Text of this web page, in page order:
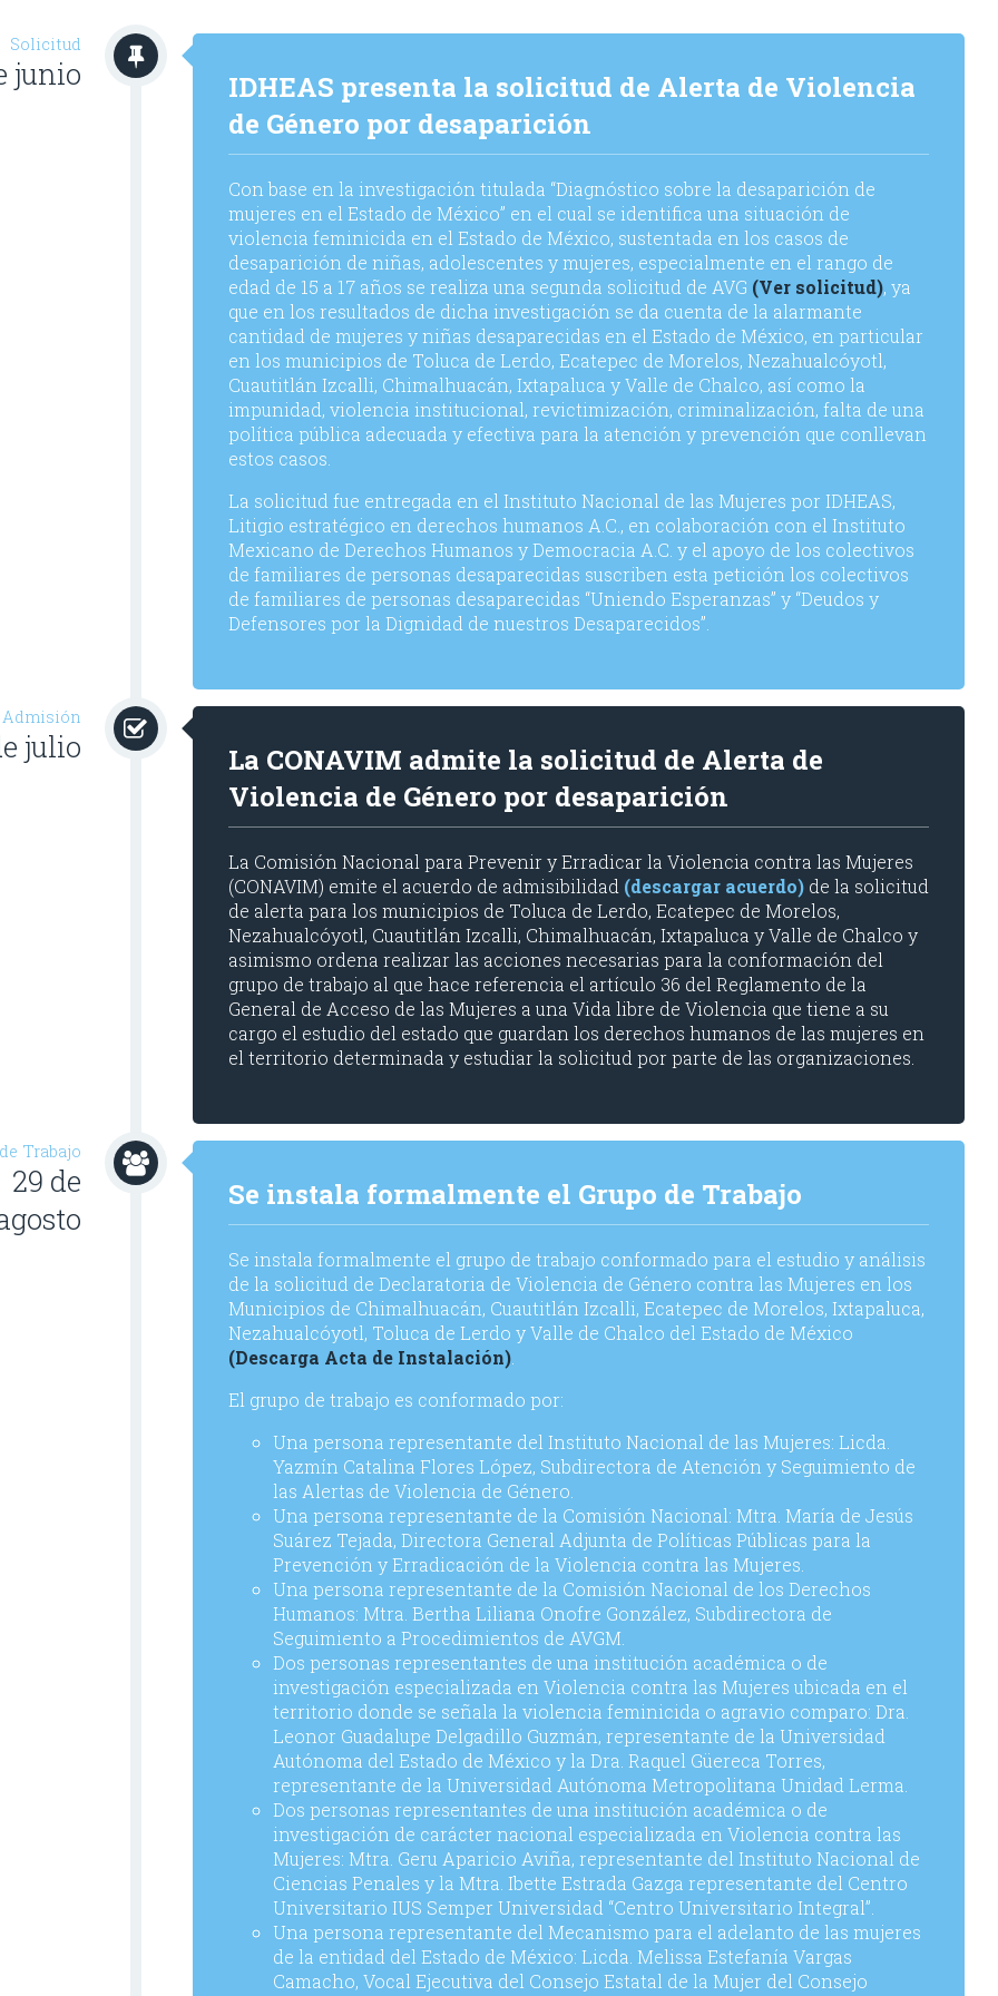
Solicitud
junio
IDHEAS presenta la solicitud de Alerta de Violencia
de Género por desaparición
Con base en la investigación titulada “Diagnóstico sobre la desaparición de
mujeres en el Estado de México” en el cual se identifica una situación de
violencia feminicida en el Estado de México, sustentada en los casos de
desaparición de niñas, adolescentes y mujeres, especialmente en el rango de
edad de 15 a 17 años se realiza una segunda solicitud de AVG (Ver solicitud), ya
que en los resultados de dicha investigación se da cuenta de la alarmante
cantidad de mujeres y niñas desaparecidas en el Estado de México, en particular
en los municipios de Toluca de Lerdo, Ecatepec de Morelos, Nezahualcóyotl,
Cuautitlán Izcalli, Chimalhuacán, Ixtapaluca y Valle de Chalco, así como la
impunidad, violencia institucional, revictimización, criminalización, falta de una
política pública adecuada y efectiva para la atención y prevención que conllevan
estos casos.
La solicitud fue entregada en el Instituto Nacional de las Mujeres por IDHEAS,
Litigio estratégico en derechos humanos A.C., en colaboración con el Instituto
Mexicano de Derechos Humanos y Democracia A.C. y el apoyo de los colectivos
de familiares de personas desaparecidas suscriben esta petición los colectivos
de familiares de personas desaparecidas “Uniendo Esperanzas” y “Deudos y
Defensores por la Dignidad de nuestros Desaparecidos”.
Admisión
julio
La CONAVIM admite la solicitud de Alerta de
Violencia de Género por desaparición
La Comisión Nacional para Prevenir y Erradicar la Violencia contra las Mujeres
(CONAVIM) emite el acuerdo de admisibilidad (descargar acuerdo) de la solicitud
de alerta para los municipios de Toluca de Lerdo, Ecatepec de Morelos,
Nezahualcóyotl, Cuautitlán Izcalli, Chimalhuacán, Ixtapaluca y Valle de Chalco y
asimismo ordena realizar las acciones necesarias para la conformación del
grupo de trabajo al que hace referencia el artículo 36 del Reglamento de la
General de Acceso de las Mujeres a una Vida libre de Violencia que tiene a su
cargo el estudio del estado que guardan los derechos humanos de las mujeres en
el territorio determinada y estudiar la solicitud por parte de las organizaciones.
Trabajo
29 de
Se instala formalmente el Grupo de Trabajo
Se instala formalmente el grupo de trabajo conformado para el estudio y análisis
de la solicitud de Declaratoria de Violencia de Género contra las Mujeres en los
Municipios de Chimalhuacán, Cuautitlán Izcalli, Ecatepec de Morelos, Ixtapaluca,
Nezahualcóyotl, Toluca de Lerdo y Valle de Chalco del Estado de México
(Descarga Acta de Instalación)
El grupo de trabajo es conformado por:
Una persona representante del Instituto Nacional de las Mujeres: Licda.
Yazmín Catalina Flores López, Subdirectora de Atención y Seguimiento de
las Alertas de Violencia de Género.
Una persona representante de la Comisión Nacional: Mtra. María de Jesús
Suárez Tejada, Directora General Adjunta de Políticas Públicas para la
Prevención y Erradicación de la Violencia contra las Mujeres.
Una persona representante de la Comisión Nacional de los Derechos
Humanos: Mtra. Bertha Liliana Onofre González, Subdirectora de
Seguimiento a Procedimientos de AVGM.
Dos personas representantes de una institución académica o de
investigación especializada en Violencia contra las Mujeres ubicada en el
territorio donde se señala la violencia feminicida o agravio comparo: Dra.
Leonor Guadalupe Delgadillo Guzmán, representante de la Universidad
Autónoma del Estado de México y la Dra. Raquel Güereca Torres,
representante de la Universidad Autónoma Metropolitana Unidad Lerma.
Dos personas representantes de una institución académica o de
investigación de carácter nacional especializada en Violencia contra las
Mujeres: Mtra. Geru Aparicio Aviña, representante del Instituto Nacional de
Ciencias Penales y la Mtra. Ibette Estrada Gazga representante del Centro
Universitario IUS Semper Universidad “Centro Universitario Integral”.
Una persona representante del Mecanismo para el adelanto de las mujeres
de la entidad del Estado de México: Licda. Melissa Estefanía Vargas
Camacho, Vocal Ejecutiva del Consejo Estatal de la Mujer del Consejo